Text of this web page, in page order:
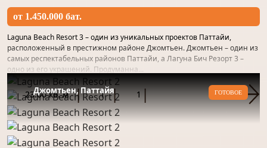
от 1.450.000 бат.
Laguna Beach Resort 3 – один из уникальных проектов Паттайи,
расположенный в престижном районе Джомтьен. Джомтьен – один из
самых респектабельных районов Паттайи, а Лагуна Бич Резорт 3 –
одно из его украшений. Продуманна...
23.00 кв. м 1 1
Джомтьен, Паттайя ГОТОВОЕ